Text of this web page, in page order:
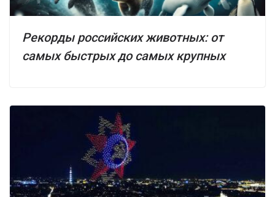
Рекорды российских животных: от
самых быстрых до самых крупных